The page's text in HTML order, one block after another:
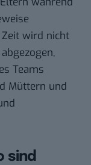
Zeit wird nicht
Teams
Müttern und
sind